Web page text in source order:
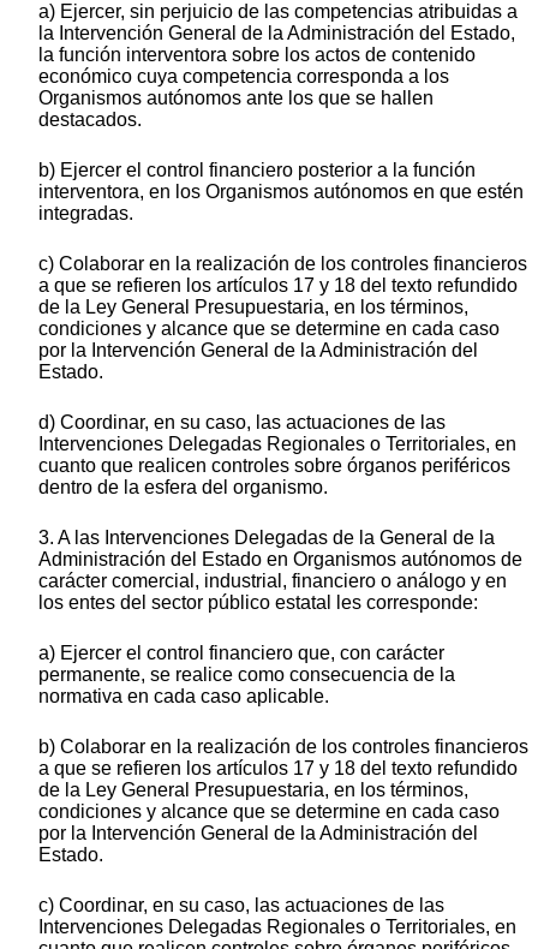
a) Ejercer, sin perjuicio de las competencias atribuidas a
la Intervención General de la Administración del Estado,
la función interventora sobre los actos de contenido
económico cuya competencia corresponda a los
Organismos autónomos ante los que se hallen
destacados.
b) Ejercer el control financiero posterior a la función
interventora, en los Organismos autónomos en que estén
integradas.
c) Colaborar en la realización de los controles financieros
a que se refieren los artículos 17 y 18 del texto refundido
de la Ley General Presupuestaria, en los términos,
condiciones y alcance que se determine en cada caso
por la Intervención General de la Administración del
Estado.
d) Coordinar, en su caso, las actuaciones de las
Intervenciones Delegadas Regionales o Territoriales, en
cuanto que realicen controles sobre órganos periféricos
dentro de la esfera del organismo.
3. A las Intervenciones Delegadas de la General de la
Administración del Estado en Organismos autónomos de
carácter comercial, industrial, financiero o análogo y en
los entes del sector público estatal les corresponde:
a) Ejercer el control financiero que, con carácter
permanente, se realice como consecuencia de la
normativa en cada caso aplicable.
b) Colaborar en la realización de los controles financieros
a que se refieren los artículos 17 y 18 del texto refundido
de la Ley General Presupuestaria, en los términos,
condiciones y alcance que se determine en cada caso
por la Intervención General de la Administración del
Estado.
c) Coordinar, en su caso, las actuaciones de las
Intervenciones Delegadas Regionales o Territoriales, en